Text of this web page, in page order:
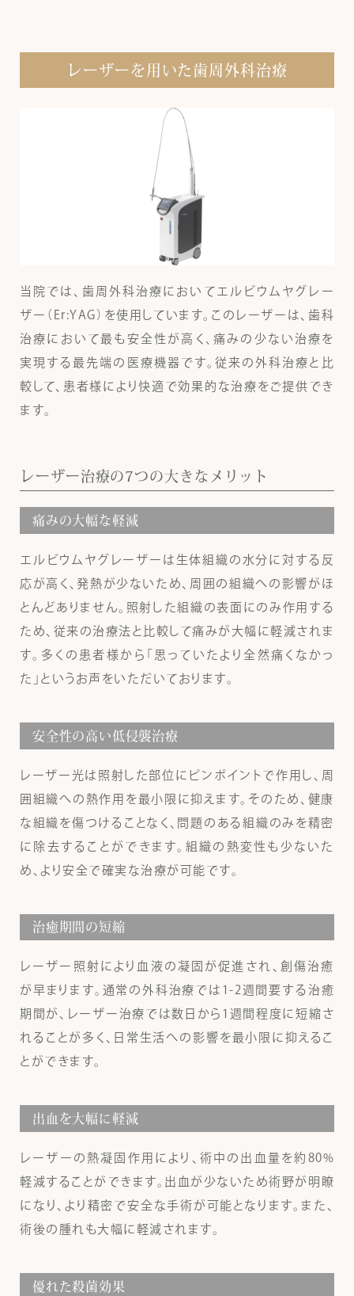
レーザーを用いた歯周外科治療
当院では、歯周外科治療においてエルビウムヤグレー
ザー（Er:YAG）を使用しています。このレーザーは、歯科
治療において最も安全性が高く、痛みの少ない治療を
実現する最先端の医療機器です。従来の外科治療と比
較して、患者様により快適で効果的な治療をご提供でき
ます。
レーザー治療の7つの大きなメリット
痛みの大幅な軽減
エルビウムヤグレーザーは生体組織の水分に対する反
応が高く、発熱が少ないため、周囲の組織への影響がほ
とんどありません。照射した組織の表面にのみ作用する
ため、従来の治療法と比較して痛みが大幅に軽減されま
す。多くの患者様から「思っていたより全然痛くなかっ
た」というお声をいただいております。
安全性の高い低侵襲治療
レーザー光は照射した部位にピンポイントで作用し、周
囲組織への熱作用を最小限に抑えます。そのため、健康
な組織を傷つけることなく、問題のある組織のみを精密
に除去することができます。組織の熱変性も少ないた
め、より安全で確実な治療が可能です。
治癒期間の短縮
レーザー照射により血液の凝固が促進され、創傷治癒
が早まります。通常の外科治療では1-2週間要する治癒
期間が、レーザー治療では数日から1週間程度に短縮さ
れることが多く、日常生活への影響を最小限に抑えるこ
とができます。
出血を大幅に軽減
レーザーの熱凝固作用により、術中の出血量を約80%
軽減することができます。出血が少ないため術野が明瞭
になり、より精密で安全な手術が可能となります。また、
術後の腫れも大幅に軽減されます。
優れた殺菌効果